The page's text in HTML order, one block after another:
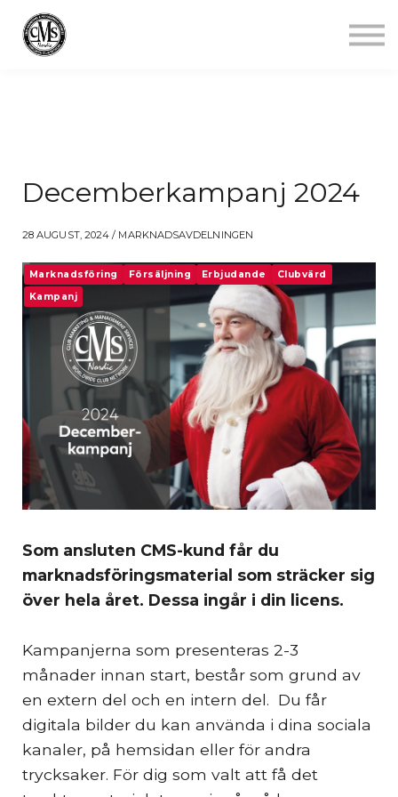
Decemberkampanj 2024
28 AUGUST, 2024 / MARKNADSAVDELNINGEN
Marknadsföring Försäljning Erbjudande
Clubvärd
Kampanj
Som ansluten CMS-kund får du
marknadsföringsmaterial som sträcker sig
över hela året. Dessa ingår i din licens.
Kampanjerna som presenteras 2-3
månader innan start, består som grund av
en extern del och en intern del. Du får
digitala bilder du kan använda i dina sociala
kanaler, på hemsidan eller för andra
trycksaker. För dig som valt att få det